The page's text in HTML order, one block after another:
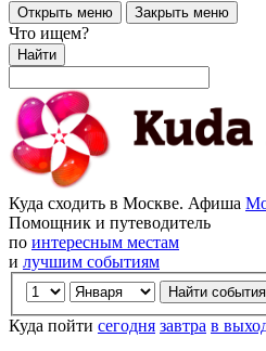
Открыть меню Закрыть меню
Что ищем?
Найти
Куда сходить в Москве. Афиша
Помощник и путеводитель
по интересным местам
и лучшим событиям
Куда пойти сегодня завтра в